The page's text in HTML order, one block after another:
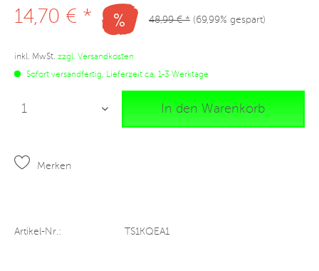
14,70 € * 48,99 € * (69,99% gespart)
inkl. MwSt. zzgl. Versandkosten
Sofort versandfertig, Lieferzeit ca. 1-3 Werktage
In den Warenkorb
Merken
Artikel-Nr.: TS1KQEA1